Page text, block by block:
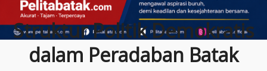
Struktur Politik Demokratis
dalam Peradaban Batak